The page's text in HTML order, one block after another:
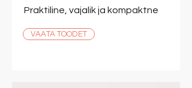
Praktiline, vajalik ja kompaktne
VAATA TOODET